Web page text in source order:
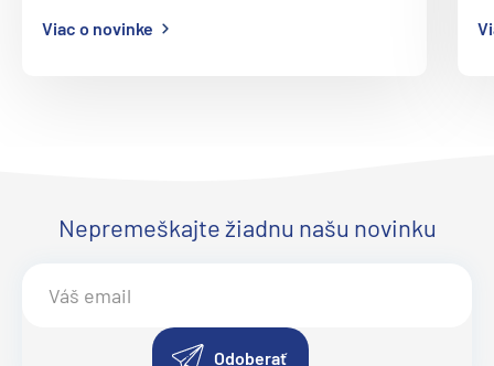
Le Champlain
Le Soleal
L´Austral
Viac o novinke
Nepremeškajte žiadnu našu novinku
Odoberať